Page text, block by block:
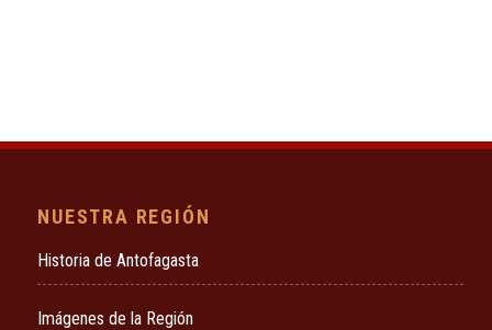
NUESTRA REGIÓN
Historia de Antofagasta
Imágenes de la Región